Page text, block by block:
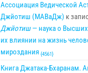
Ассоциация Ведической
Джйотиш (МАВаДж) к
Джйотиш— наука о
их влиянии на жизнь
мироздания {4561}
Книга Джатака-Бхаранам.